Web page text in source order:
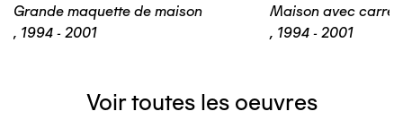
Grande maquette de maison
, 1994 - 2001
Maison avec
, 1994 - 2001
Voir toutes les oeuvres